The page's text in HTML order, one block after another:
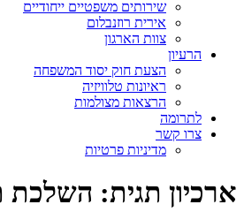
שירותים משפטיים ייחודיים
אירית רוזנבלום
צוות הארגון
הרעיון
הצעת חוק יסוד המשפחה
ראיונות טלוויזיה
הרצאות מצולמות
לתרומה
צרו קשר
מדיניות פרטיות
ארכיון תגית: השלכת